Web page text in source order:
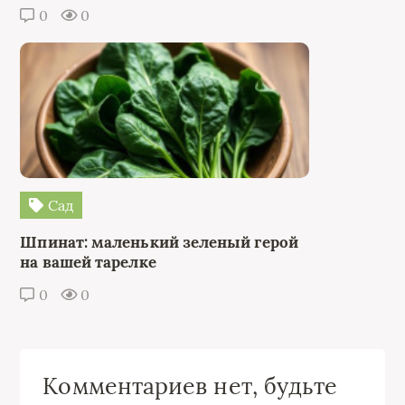
0 0
Сад
Шпинат: маленький зеленый герой
на вашей тарелке
0 0
Комментариев нет, будьте